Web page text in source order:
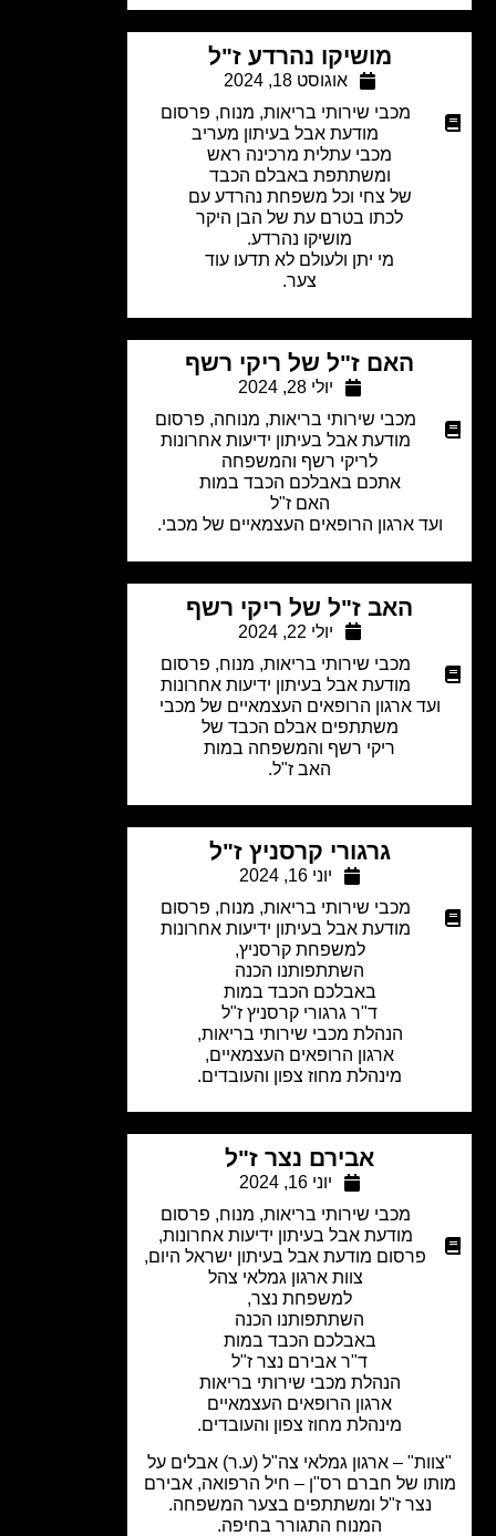
מושיקו נהרדע ז"ל
אוגוסט 18, 2024
מכבי שירותי בריאות ,מנוח,פרסום
מודעת אבל בעיתון מעריב
מכבי עתלית מרכינה ראש
ומשתתפת באבלם הכבד
של צחי וכל משפחת נהרדע עם
לכתו בטרם עת של הבן היקר
מושיקו נהרדע.
מי יתן ולעולם לא תדעו עוד
האם ז"ל של ריקי רשף
מכבי שירותי בריאות ,מנוחה, פרסום
מודעת אבל בעיתון ידיעות אחרונות
לריקי רשף והמשפחה
אתכם באבלכם הכבד במות
האם ז"ל
ארגון הרופאים העצמאיים של מכבי.
האב ז"ל של ריקי רשף
מכבי שירותי בריאות ,מנוח,פרסום
מודעת אבל בעיתון ידיעות אחרונות
ארגון הרופאים העצמאיים של מכבי
משתתפים אבלם הכבד של
ריקי רשף והמשפחה במות
האב ז"ל.
גרגורי קרסניץ ז"ל
מכבי שירותי בריאות ,מנוח,פרסום
מודעת אבל בעיתון ידיעות אחרונות
למשפחת קרסניץ,
השתתפותנו הכנה
באבלכם הכבד במות
ד"ר גרגורי קרסניץ ז"ל
הנהלת מכבי שירותי בריאות,
ארגון הרופאים העצמאיים,
מינהלת מחוז צפון והעובדים.
אבירם נצר ז"ל
מכבי שירותי בריאות ,מנוח,פרסום
מודעת אבל בעיתון ידיעות אחרונות,
פרסום מודעת אבל בעיתון ישראל היום,
צוות ארגון גמלאי צהל
למשפחת נצר,
השתתפותנו הכנה
באבלכם הכבד במות
ד"ר אבירם נצר ז"ל
הנהלת מכבי שירותי בריאות
ארגון הרופאים העצמאיים
מינהלת מחוז צפון והעובדים.
– ארגון גמלאי צה"ל (ע.ר) אבלים על
של חברם רס"ן – חיל הרפואה, אבירם
נצר ז"ל ומשתתפים בצער המשפחה.
המנוח התגורר בחיפה.